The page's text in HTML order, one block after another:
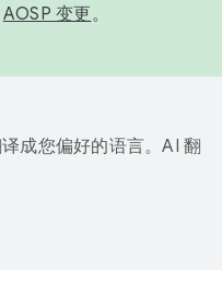
AOSP 变更。
成您偏好的语言。AI 翻